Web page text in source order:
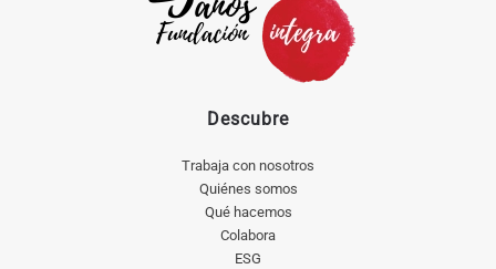
Descubre
Trabaja con nosotros
Quiénes somos
Qué hacemos
Colabora
ESG